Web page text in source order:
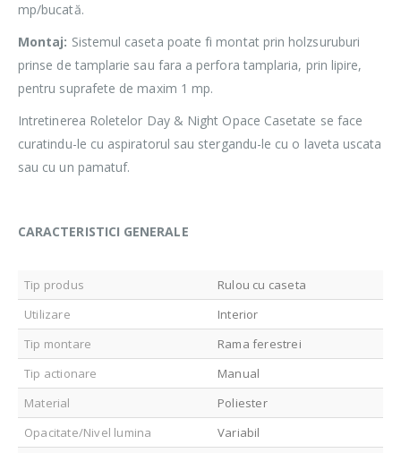
mp/bucată.
Montaj: Sistemul caseta poate fi montat prin holzsuruburi
prinse de tamplarie sau fara a perfora tamplaria, prin lipire,
pentru suprafete de maxim 1 mp.
Intretinerea Roletelor Day & Night Opace Casetate se face
curatindu-le cu aspiratorul sau stergandu-le cu o laveta uscata
sau cu un pamatuf.
CARACTERISTICI GENERALE
Tip produs
Rulou cu caseta
Utilizare
Interior
Tip montare
Rama ferestrei
Tip actionare
Manual
Material
Poliester
Opacitate/Nivel lumina
Variabil